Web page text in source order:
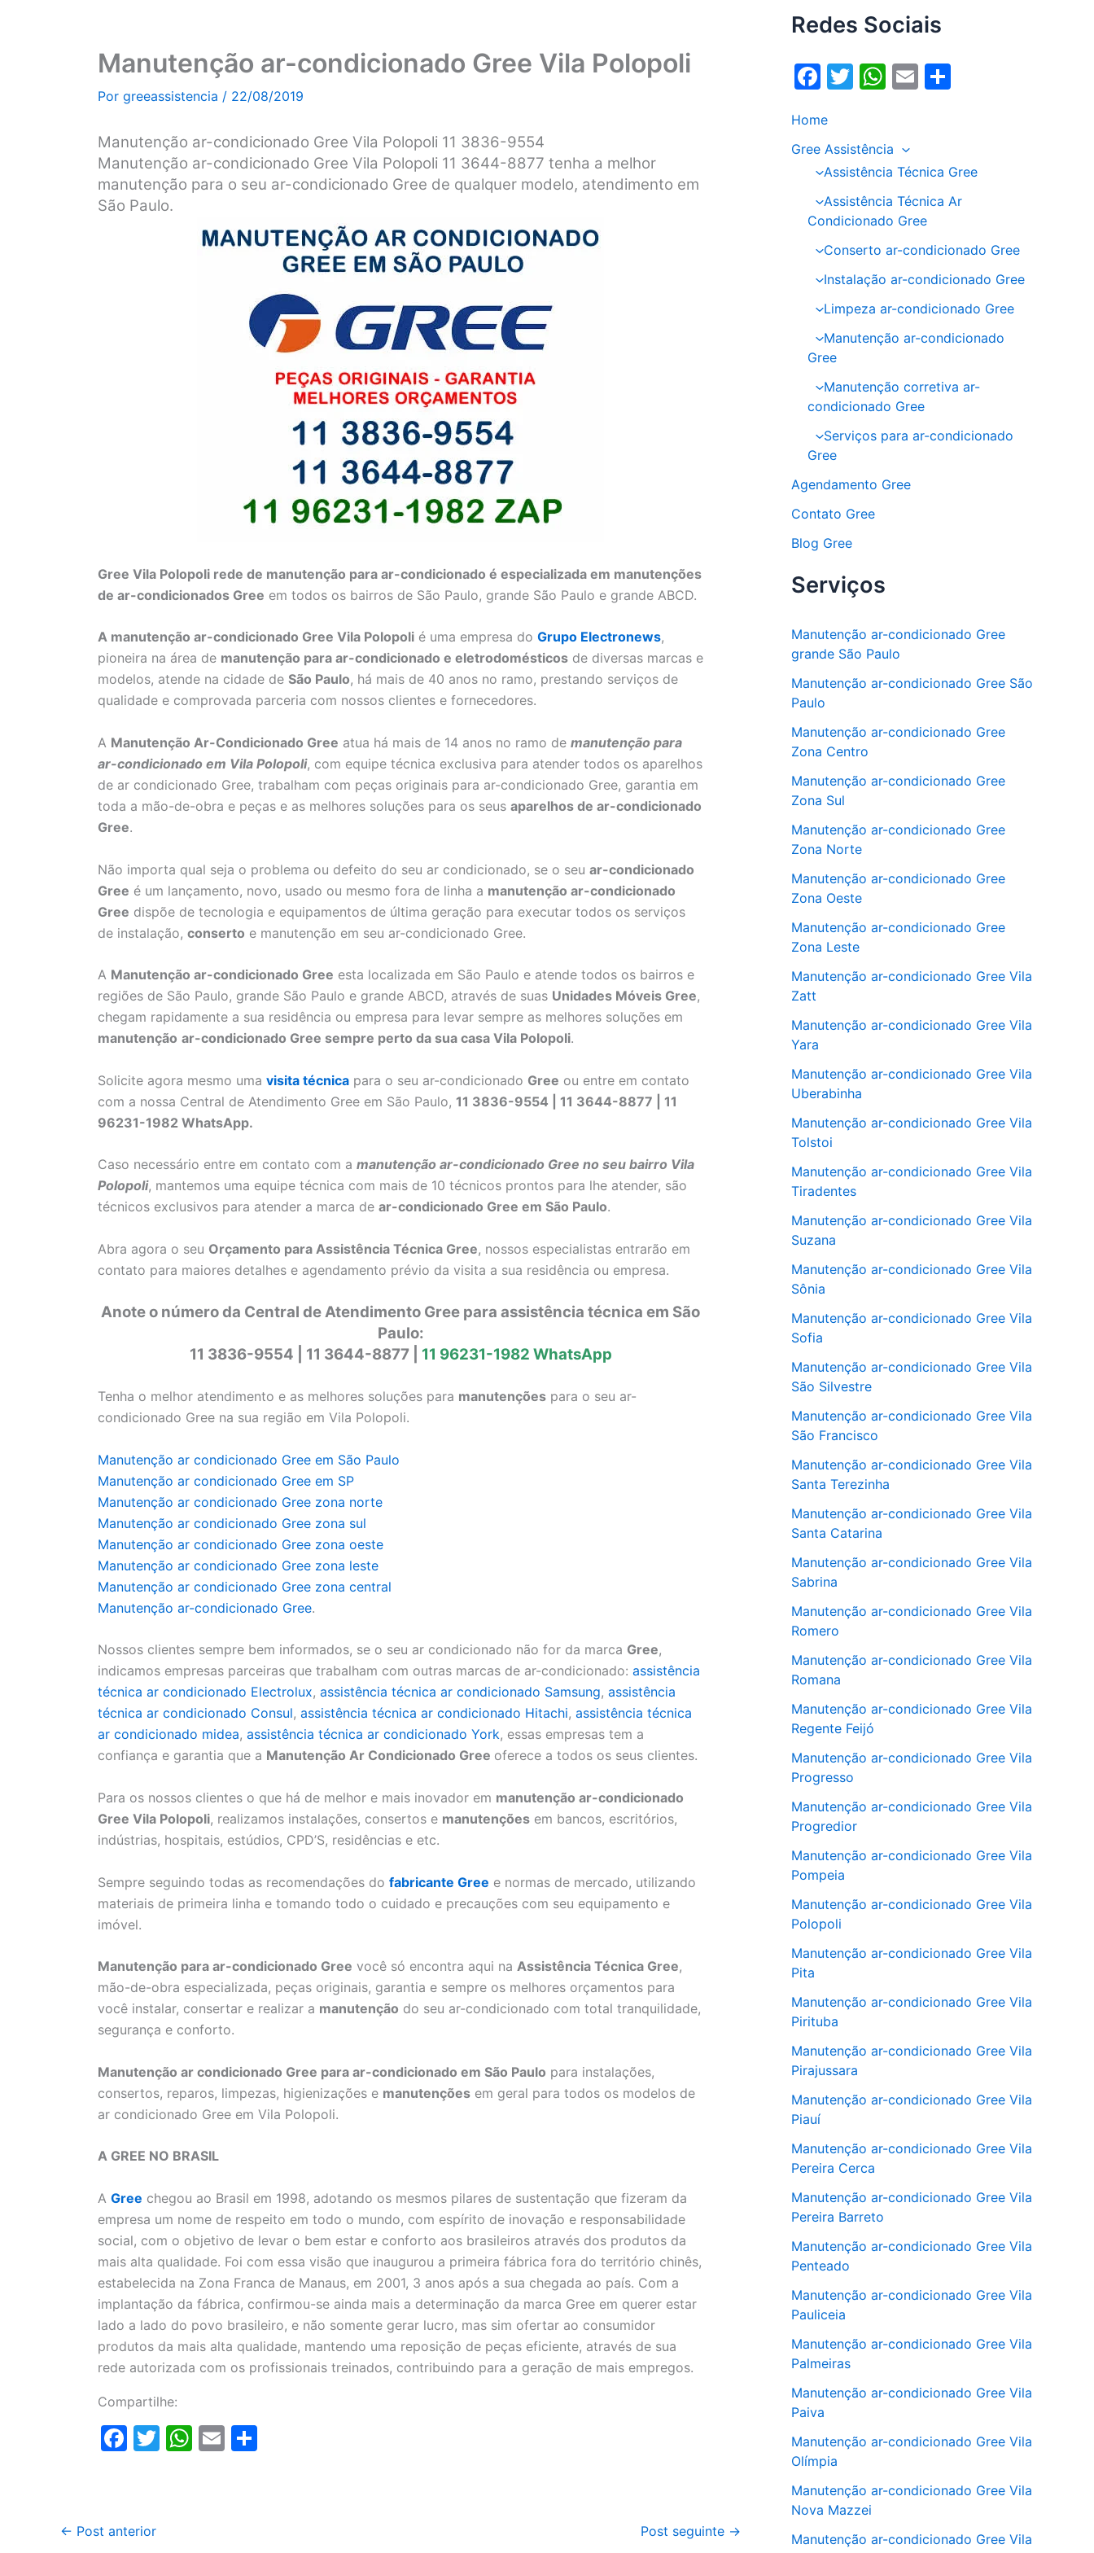
Manutenção ar-condicionado Gree Vila Polopoli
Por greeassistencia / 22/08/2019
Manutenção ar-condicionado Gree Vila Polopoli 11 3836-9554
Manutenção ar-condicionado Gree Vila Polopoli 11 3644-8877 tenha a melhor
manutenção para o seu ar-condicionado Gree de qualquer modelo, atendimento em
São Paulo.
Gree Vila Polopoli rede de manutenção para ar-condicionado é especializada em manutenções
de ar-condicionados Gree em todos os bairros de São Paulo, grande São Paulo e grande ABCD.
A manutenção ar-condicionado Gree Vila Polopoli é uma empresa do Grupo Electronews,
pioneira na área de manutenção para ar-condicionado e eletrodomésticos de diversas marcas e
modelos, atende na cidade de São Paulo, há mais de 40 anos no ramo, prestando serviços de
qualidade e comprovada parceria com nossos clientes e fornecedores.
A Manutenção Ar-Condicionado Gree atua há mais de 14 anos no ramo de manutenção para
ar-condicionado em Vila Polopoli, com equipe técnica exclusiva para atender todos os aparelhos
de ar condicionado Gree, trabalham com peças originais para ar-condicionado Gree, garantia em
toda a mão-de-obra e peças e as melhores soluções para os seus aparelhos de ar-condicionado
Gree.
Não importa qual seja o problema ou defeito do seu ar condicionado, se o seu ar-condicionado
Gree é um lançamento, novo, usado ou mesmo fora de linha a manutenção ar-condicionado
Gree dispõe de tecnologia e equipamentos de última geração para executar todos os serviços
de instalação, conserto e manutenção em seu ar-condicionado Gree.
A Manutenção ar-condicionado Gree esta localizada em São Paulo e atende todos os bairros e
regiões de São Paulo, grande São Paulo e grande ABCD, através de suas Unidades Móveis Gree,
chegam rapidamente a sua residência ou empresa para levar sempre as melhores soluções em
manutenção ar-condicionado Gree sempre perto da sua casa Vila Polopoli.
Solicite agora mesmo uma visita técnica para o seu ar-condicionado Gree ou entre em contato
com a nossa Central de Atendimento Gree em São Paulo, 11 3836-9554 | 11 3644-8877 | 11
96231-1982 WhatsApp.
Caso necessário entre em contato com a manutenção ar-condicionado Gree no seu bairro Vila
Polopoli, mantemos uma equipe técnica com mais de 10 técnicos prontos para lhe atender, são
técnicos exclusivos para atender a marca de ar-condicionado Gree em São Paulo.
Abra agora o seu Orçamento para Assistência Técnica Gree, nossos especialistas entrarão em
contato para maiores detalhes e agendamento prévio da visita a sua residência ou empresa.
Anote o número da Central de Atendimento Gree para assistência técnica em São
Paulo:
11 3836-9554 | 11 3644-8877 | 11 96231-1982 WhatsApp
Tenha o melhor atendimento e as melhores soluções para manutenções para o seu ar-
condicionado Gree na sua região em Vila Polopoli.
Manutenção ar condicionado Gree em São Paulo
Manutenção ar condicionado Gree em SP
Manutenção ar condicionado Gree zona norte
Manutenção ar condicionado Gree zona sul
Manutenção ar condicionado Gree zona oeste
Manutenção ar condicionado Gree zona leste
Manutenção ar condicionado Gree zona central
Manutenção ar-condicionado Gree.
Nossos clientes sempre bem informados, se o seu ar condicionado não for da marca Gree,
indicamos empresas parceiras que trabalham com outras marcas de ar-condicionado: assistência
técnica ar condicionado Electrolux, assistência técnica ar condicionado Samsung, assistência
técnica ar condicionado Consul, assistência técnica ar condicionado Hitachi, assistência técnica
ar condicionado midea, assistência técnica ar condicionado York, essas empresas tem a
confiança e garantia que a Manutenção Ar Condicionado Gree oferece a todos os seus clientes.
Para os nossos clientes o que há de melhor e mais inovador em manutenção ar-condicionado
Gree Vila Polopoli, realizamos instalações, consertos e manutenções em bancos, escritórios,
indústrias, hospitais, estúdios, CPD’S, residências e etc.
Sempre seguindo todas as recomendações do fabricante Gree e normas de mercado, utilizando
materiais de primeira linha e tomando todo o cuidado e precauções com seu equipamento e
imóvel.
Manutenção para ar-condicionado Gree você só encontra aqui na Assistência Técnica Gree,
mão-de-obra especializada, peças originais, garantia e sempre os melhores orçamentos para
você instalar, consertar e realizar a manutenção do seu ar-condicionado com total tranquilidade,
segurança e conforto.
Manutenção ar condicionado Gree para ar-condicionado em São Paulo para instalações,
consertos, reparos, limpezas, higienizações e manutenções em geral para todos os modelos de
ar condicionado Gree em Vila Polopoli.
A GREE NO BRASIL
A Gree chegou ao Brasil em 1998, adotando os mesmos pilares de sustentação que fizeram da
empresa um nome de respeito em todo o mundo, com espírito de inovação e responsabilidade
social, com o objetivo de levar o bem estar e conforto aos brasileiros através dos produtos da
mais alta qualidade. Foi com essa visão que inaugurou a primeira fábrica fora do território chinês,
estabelecida na Zona Franca de Manaus, em 2001, 3 anos após a sua chegada ao país. Com a
implantação da fábrica, confirmou-se ainda mais a determinação da marca Gree em querer estar
lado a lado do povo brasileiro, e não somente gerar lucro, mas sim ofertar ao consumidor
produtos da mais alta qualidade, mantendo uma reposição de peças eficiente, através de sua
rede autorizada com os profissionais treinados, contribuindo para a geração de mais empregos.
Compartilhe:
F
b
T
W E
← Post anterior Post seguinte →
Redes Sociais
F
c
e
b
o
o
k
T
er
W
s
A
p
p
E
Home
Gree Assistência
Assistência Técnica Gree
Assistência Técnica Ar
Condicionado Gree
Conserto ar-condicionado Gree
Instalação ar-condicionado Gree
Limpeza ar-condicionado Gree
Manutenção ar-condicionado
Gree
Manutenção corretiva ar-
condicionado Gree
Serviços para ar-condicionado
Gree
Agendamento Gree
Contato Gree
Blog Gree
Serviços
Manutenção ar-condicionado Gree
grande São Paulo
Manutenção ar-condicionado Gree São
Paulo
Manutenção ar-condicionado Gree
Zona Centro
Manutenção ar-condicionado Gree
Zona Sul
Manutenção ar-condicionado Gree
Zona Norte
Manutenção ar-condicionado Gree
Zona Oeste
Manutenção ar-condicionado Gree
Zona Leste
Manutenção ar-condicionado Gree Vila
Zatt
Manutenção ar-condicionado Gree Vila
Yara
Manutenção ar-condicionado Gree Vila
Uberabinha
Manutenção ar-condicionado Gree Vila
Tolstoi
Manutenção ar-condicionado Gree Vila
Tiradentes
Manutenção ar-condicionado Gree Vila
Suzana
Manutenção ar-condicionado Gree Vila
Sônia
Manutenção ar-condicionado Gree Vila
Sofia
Manutenção ar-condicionado Gree Vila
São Silvestre
Manutenção ar-condicionado Gree Vila
São Francisco
Manutenção ar-condicionado Gree Vila
Santa Terezinha
Manutenção ar-condicionado Gree Vila
Santa Catarina
Manutenção ar-condicionado Gree Vila
Sabrina
Manutenção ar-condicionado Gree Vila
Romero
Manutenção ar-condicionado Gree Vila
Romana
Manutenção ar-condicionado Gree Vila
Regente Feijó
Manutenção ar-condicionado Gree Vila
Progresso
Manutenção ar-condicionado Gree Vila
Progredior
Manutenção ar-condicionado Gree Vila
Pompeia
Manutenção ar-condicionado Gree Vila
Polopoli
Manutenção ar-condicionado Gree Vila
Pita
Manutenção ar-condicionado Gree Vila
Pirituba
Manutenção ar-condicionado Gree Vila
Pirajussara
Manutenção ar-condicionado Gree Vila
Piauí
Manutenção ar-condicionado Gree Vila
Pereira Cerca
Manutenção ar-condicionado Gree Vila
Pereira Barreto
Manutenção ar-condicionado Gree Vila
Penteado
Manutenção ar-condicionado Gree Vila
Pauliceia
Manutenção ar-condicionado Gree Vila
Palmeiras
Manutenção ar-condicionado Gree Vila
Paiva
Manutenção ar-condicionado Gree Vila
Olímpia
Manutenção ar-condicionado Gree Vila
Nova Mazzei
Manutenção ar-condicionado Gree Vila